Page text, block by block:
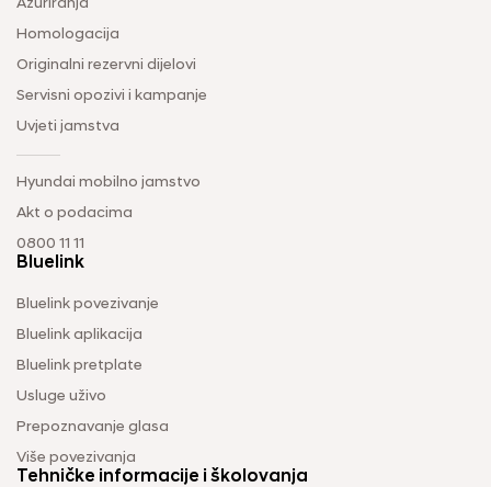
Ažuriranja
Homologacija
Originalni rezervni dijelovi
Servisni opozivi i kampanje
Uvjeti jamstva
Hyundai mobilno jamstvo
Akt o podacima
0800 11 11
Bluelink
Bluelink povezivanje
Bluelink aplikacija
Bluelink pretplate
Usluge uživo
Prepoznavanje glasa
Više povezivanja
Tehničke informacije i školovanja